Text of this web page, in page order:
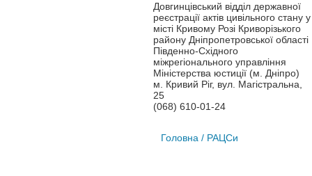
Довгинцівський відділ державної
реєстрації актів цивільного стану у
місті Кривому Розі Криворізького
району Дніпропетровської області
Південно-Східного
міжрегіонального управління
Міністерства юстиції (м. Дніпро)
м. Кривий Ріг, вул. Магістральна,
25
(068) 610-01-24
Головна / РАЦСи